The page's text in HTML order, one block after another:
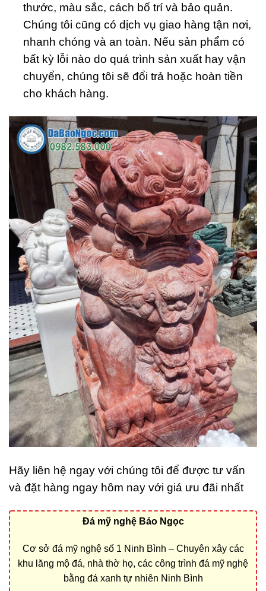
thước, màu sắc, cách bố trí và bảo quản.
Chúng tôi cũng có dịch vụ giao hàng tận nơi,
nhanh chóng và an toàn. Nếu sản phẩm có
bất kỳ lỗi nào do quá trình sản xuất hay vận
chuyển, chúng tôi sẽ đổi trả hoặc hoàn tiền
cho khách hàng.
Hãy liên hệ ngay với chúng tôi để được tư vấn
và đặt hàng ngay hôm nay với giá ưu đãi nhất
Đá mỹ nghệ Bảo Ngọc
Cơ sở đá mỹ nghệ số 1 Ninh Bình – Chuyên xây các
khu lăng mộ đá, nhà thờ họ, các công trình đá mỹ nghệ
bằng đá xanh tự nhiên Ninh Bình